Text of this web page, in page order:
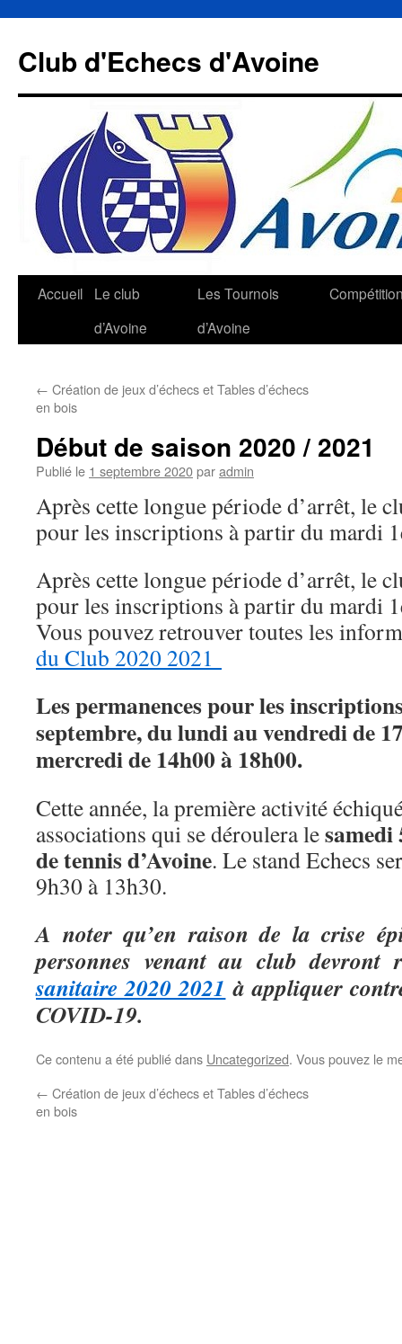
contenu
Club d'Echecs d'Avoine
Accueil
Le club
d’Avoine
Les Tournois
d’Avoine
← Création de jeux d’échecs et Tables d’échecs
en bois
Début de saison 2020 / 2021
Publié le 1 septembre 2020paradmin
Après cette longue période d’arrêt, le
pour les inscriptions à partir du mardi
Après cette longue période d’arrêt, le
pour les inscriptions à partir du mardi
Vous pouvez retrouver toutes les
du Club 2020 2021
Les permanences pour les
septembre, du lundi au vendredi de
mercredi de 14h00 à 18h00.
Cette année, la première activité
associations qui se déroulera lesamedi
de tennis d’Avoine. Le stand Echecs
9h30 à 13h30.
A noter qu’en raison de la crise
personnes venant au club devront
sanitaire 2020 2021 à appliquer
COVID-19.
Ce contenu a été publié dans Uncategorized. Vous pouvez le
← Création de jeux d’échecs et Tables d’échecs
en bois